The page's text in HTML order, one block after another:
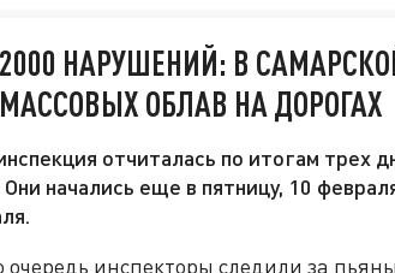
НАРУШЕНИЙ: В
ОБЛАВ НА ДОРОГАХ
отчиталась по итогам трех
начались еще в пятницу, 10
очередь инспекторы следили за